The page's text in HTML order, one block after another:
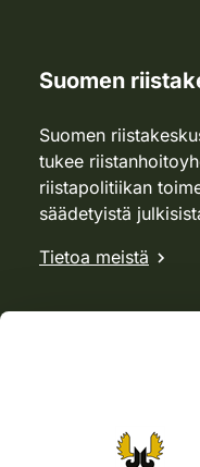
Suomen
Suomen
tukee
riistapolitiikan
säädetyistä
Tietoa meistä